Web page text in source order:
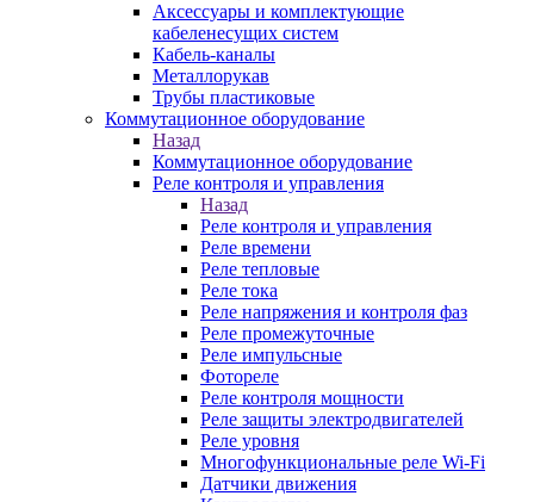
Аксессуары и комплектующие
кабеленесущих систем
Кабель-каналы
Металлорукав
Трубы пластиковые
Коммутационное оборудование
Назад
Коммутационное оборудование
Реле контроля и управления
Назад
Реле контроля и управления
Реле времени
Реле тепловые
Реле тока
Реле напряжения и контроля фаз
Реле промежуточные
Реле импульсные
Фотореле
Реле контроля мощности
Реле защиты электродвигателей
Реле уровня
Многофункциональные реле Wi-Fi
Датчики движения